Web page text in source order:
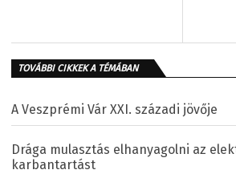
TOVÁBBI CIKKEK A TÉMÁBAN
A Veszprémi Vár XXI. századi jövője
Drága mulasztás elhanyagolni az
karbantartást